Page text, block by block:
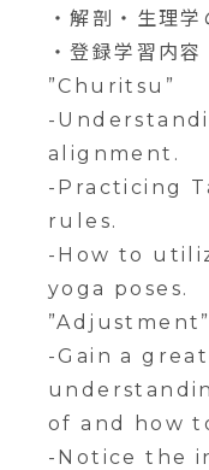
・解剖・生理
・登録学習内容
”Churitsu”
-
alignment.
-Practicing
rules.
-How to
yoga poses.
”Adjustment”
-Gain a
of and how
-Notice the